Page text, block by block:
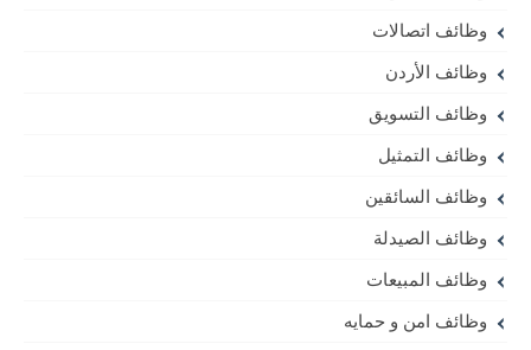
وظائف اتصالات
وظائف الأردن
وظائف التسويق
وظائف التمثيل
وظائف السائقين
وظائف الصيدلة
وظائف المبيعات
وظائف امن و حمايه